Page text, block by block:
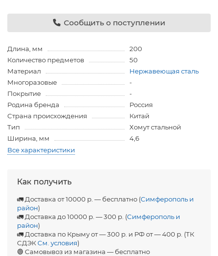
Сообщить о поступлении
Длина, мм
200
Количество предметов
50
Материал
Нержавеющая сталь
Многоразовые
-
Покрытие
-
Родина бренда
Россия
Страна происхождения
Китай
Тип
Хомут стальной
Ширина, мм
4,6
Все характеристики
Как получить
🚛 Доставка от 10000 р. — бесплатно (Симферополь и
район)
🚛 Доставка до 10000 р. — 300 р. (Симферополь и
район)
🚛 Доставка по Крыму от — 300 р. и РФ от — 400 р. (ТК
СДЭКСм. условия)
🟢 Самовывоз из магазина — бесплатно